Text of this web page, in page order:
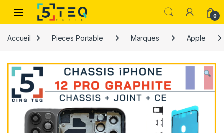
Passer à la navigation
Aller au contenu
0
Accueil Pieces Portable Marques Apple